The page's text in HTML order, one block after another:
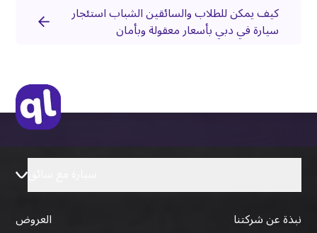
كيف يمكن للطلاب والسائقين الشباب استئجار
سيارة في دبي بأسعار معقولة وبأمان
نبذة عن شركتنا
العروض